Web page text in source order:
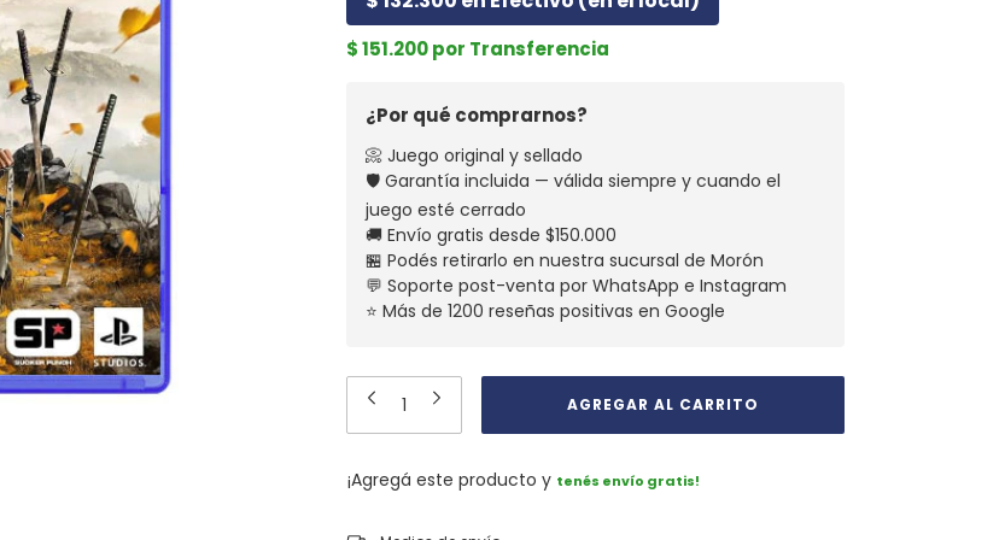
$ 151.200 por Transferencia
¿Por qué comprarnos?
📀 Juego original y sellado
🛡️ Garantía incluida — válida siempre y cuando el
juego esté cerrado
🚚 Envío gratis desde $150.000
🏪 Podés retirarlo en nuestra sucursal de Morón
💬 Soporte post-venta por WhatsApp e Instagram
⭐ Más de 1200 reseñas positivas en Google
¡Agregá este producto y tenés envío gratis!
Entregas para el CP: